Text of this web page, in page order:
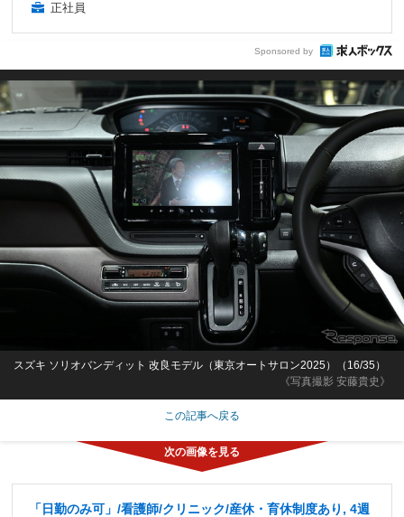
正社員
Sponsored by
《写真撮影 安藤貴史》
スズキ ソリオバンディット 改良モデル（東京オートサロン2025）（16/35）
この記事へ戻る
「日勤のみ可」/看護師/クリニック/産休・育休制度あり, 4週